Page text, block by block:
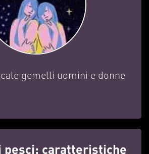
gemelli uomini e donne
pesci: caratteristiche